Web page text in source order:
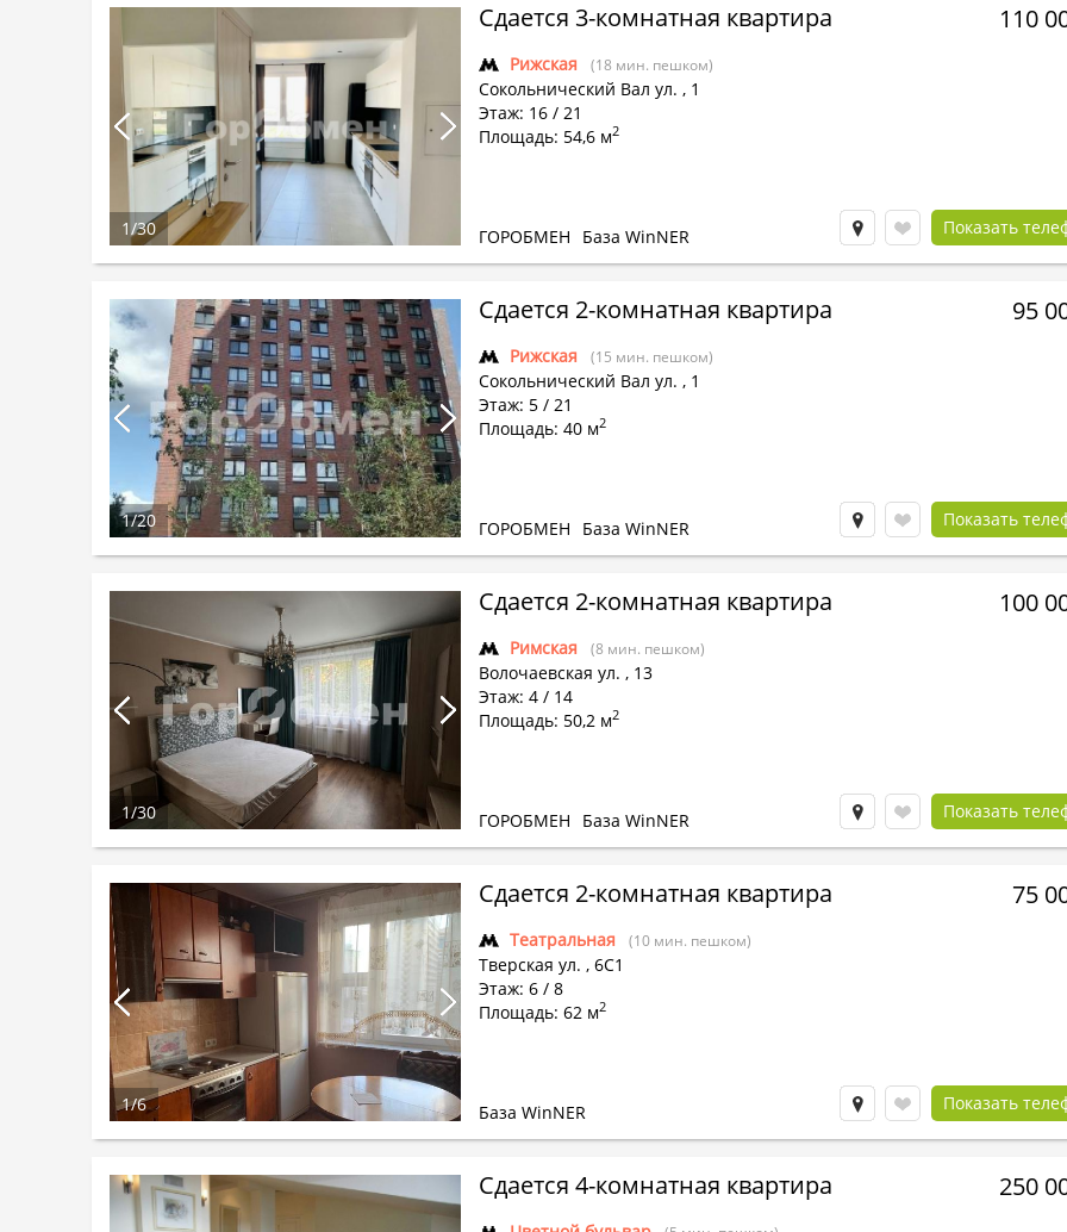
Сдается 3-комнатная квартира
Рижская (18 мин. пешком)
Сокольнический Вал ул. , 1
Этаж: 16 / 21
Площадь: 54,6 м2
110
ГОРОБМЕН База WinNER Показать
1/30
Сдается 2-комнатная квартира
Рижская (15 мин. пешком)
Сокольнический Вал ул. , 1
Этаж: 5 / 21
Площадь: 40 м2
95
ГОРОБМЕН База WinNER Показать
1/20
Сдается 2-комнатная квартира
Римская (8 мин. пешком)
Волочаевская ул. , 13
Этаж: 4 / 14
Площадь: 50,2 м2
100
ГОРОБМЕН База WinNER Показать
1/30
Сдается 2-комнатная квартира
Театральная (10 мин. пешком)
Тверская ул. , 6С1
Этаж: 6 / 8
Площадь: 62 м2
75
База WinNER Показать
1/6
Сдается 4-комнатная квартира 250